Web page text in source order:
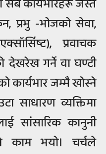
सबै कार्यभारहरू जस्तै
प्रभु -भोजको सेवा,
प्रवाचक
देखरेख गर्ने वा घण्टी
कार्यभार जम्मै खोस्ने
साधारण व्यक्तिमा
सांसारिक कानुनी
काम भयो। चर्चले